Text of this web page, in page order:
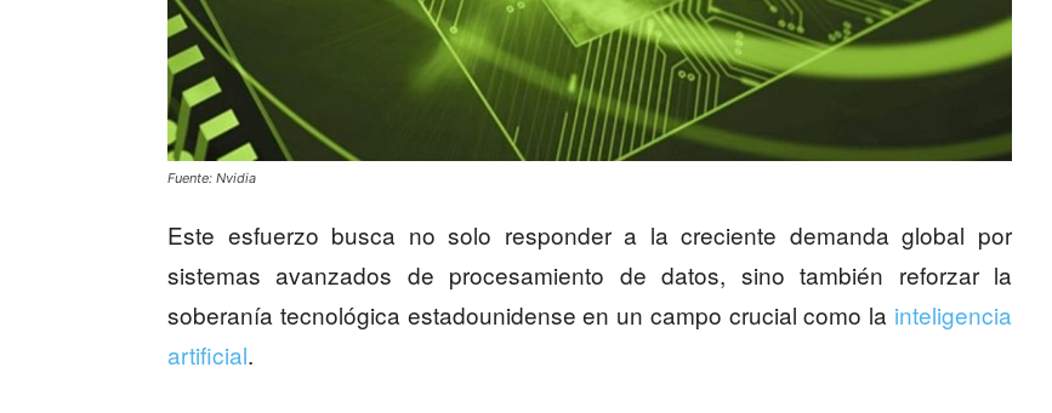
Fuente: Nvidia
Este esfuerzo busca no solo responder a la creciente demanda global por
sistemas avanzados de procesamiento de datos, sino también reforzar la
soberanía tecnológica estadounidense en un campo crucial como la inteligencia
artificial.